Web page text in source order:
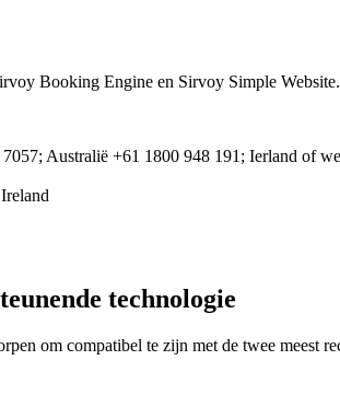
Booking Engine en Sirvoy Simple
Australië +61 1800 948 191; Ierland of
technologie
om compatibel te zijn met de twee meest